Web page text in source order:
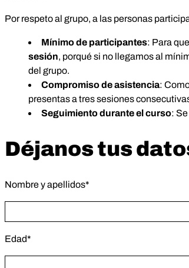
Por respeto al grupo, a las personas
Mínimo de participantes: Para
sesión, porqué si no llegamos al
del grupo.
Compromiso de asistencia:
presentas a tres sesiones
Seguimiento durante el curso:
Déjanos tus
Nombre y apellidos*
Edad*